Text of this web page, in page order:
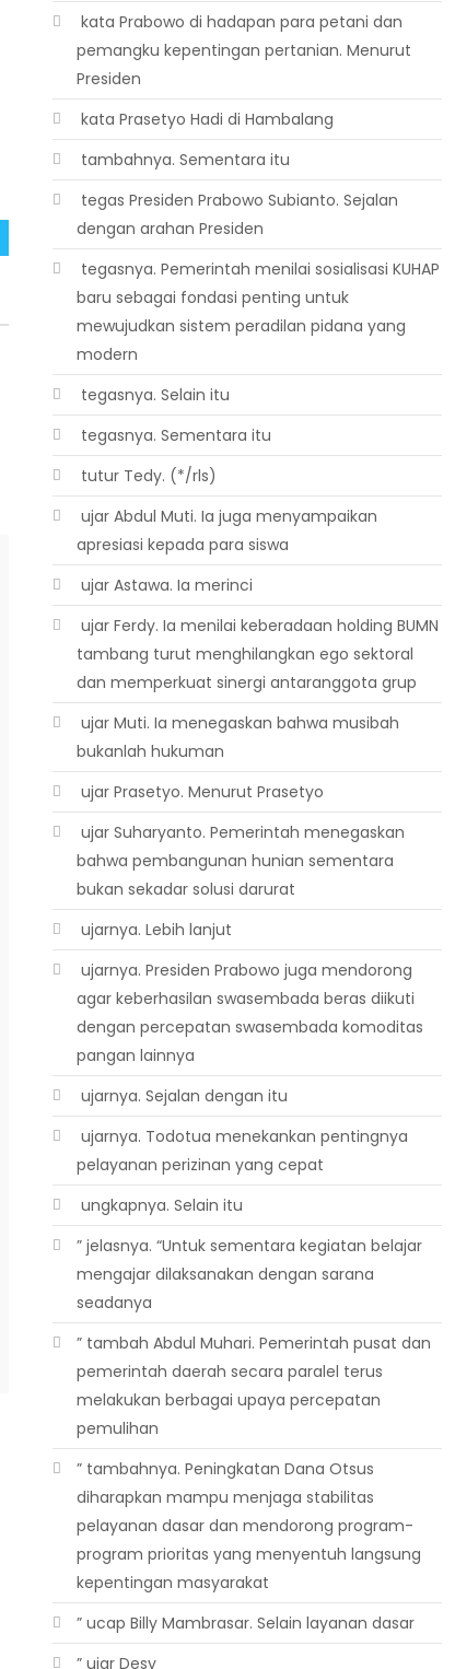
 kata Prabowo di hadapan para petani dan
pemangku kepentingan pertanian. Menurut
Presiden
 kata Prasetyo Hadi di Hambalang
 tambahnya. Sementara itu
 tegas Presiden Prabowo Subianto. Sejalan
dengan arahan Presiden
 tegasnya. Pemerintah menilai sosialisasi KUHAP
baru sebagai fondasi penting untuk
mewujudkan sistem peradilan pidana yang
modern
 tegasnya. Selain itu
 tegasnya. Sementara itu
 tutur Tedy. (*/rls)
 ujar Abdul Muti. Ia juga menyampaikan
apresiasi kepada para siswa
 ujar Astawa. Ia merinci
 ujar Ferdy. Ia menilai keberadaan holding BUMN
tambang turut menghilangkan ego sektoral
dan memperkuat sinergi antaranggota grup
 ujar Muti. Ia menegaskan bahwa musibah
bukanlah hukuman
 ujar Prasetyo. Menurut Prasetyo
 ujar Suharyanto. Pemerintah menegaskan
bahwa pembangunan hunian sementara
bukan sekadar solusi darurat
 ujarnya. Lebih lanjut
 ujarnya. Presiden Prabowo juga mendorong
agar keberhasilan swasembada beras diikuti
dengan percepatan swasembada komoditas
pangan lainnya
 ujarnya. Sejalan dengan itu
 ujarnya. Todotua menekankan pentingnya
pelayanan perizinan yang cepat
 ungkapnya. Selain itu
” jelasnya. “Untuk sementara kegiatan belajar
mengajar dilaksanakan dengan sarana
seadanya
” tambah Abdul Muhari. Pemerintah pusat dan
pemerintah daerah secara paralel terus
melakukan berbagai upaya percepatan
pemulihan
” tambahnya. Peningkatan Dana Otsus
diharapkan mampu menjaga stabilitas
pelayanan dasar dan mendorong program-
program prioritas yang menyentuh langsung
kepentingan masyarakat
” ucap Billy Mambrasar. Selain layanan dasar
” ujar Desy